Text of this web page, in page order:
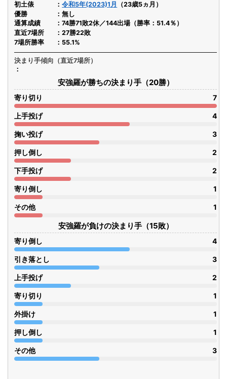
初土俵
令和5年(2023)1月
（23歳5ヵ月）
優勝
無し
通算成績
74勝71敗2休／144出場（勝率：51.4％）
直近7場所
27勝22敗
7場所勝率
55.1%
決まり手傾向（直近7場所）
安強羅が勝ちの決まり手（20勝）
寄り切り 7
上手投げ 4
掬い投げ 3
押し倒し 2
下手投げ 2
寄り倒し 1
その他 1
安強羅が負けの決まり手（15敗）
寄り倒し 4
引き落とし 3
上手投げ 2
寄り切り 1
外掛け 1
押し倒し 1
その他 3